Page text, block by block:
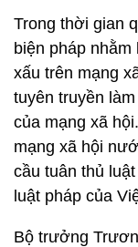
Trong thời gian
biện pháp
xấu trên mạng
tuyên truyền
của mạng xã
mạng xã hội
cầu tuân thủ
luật pháp của
Bộ trưởng